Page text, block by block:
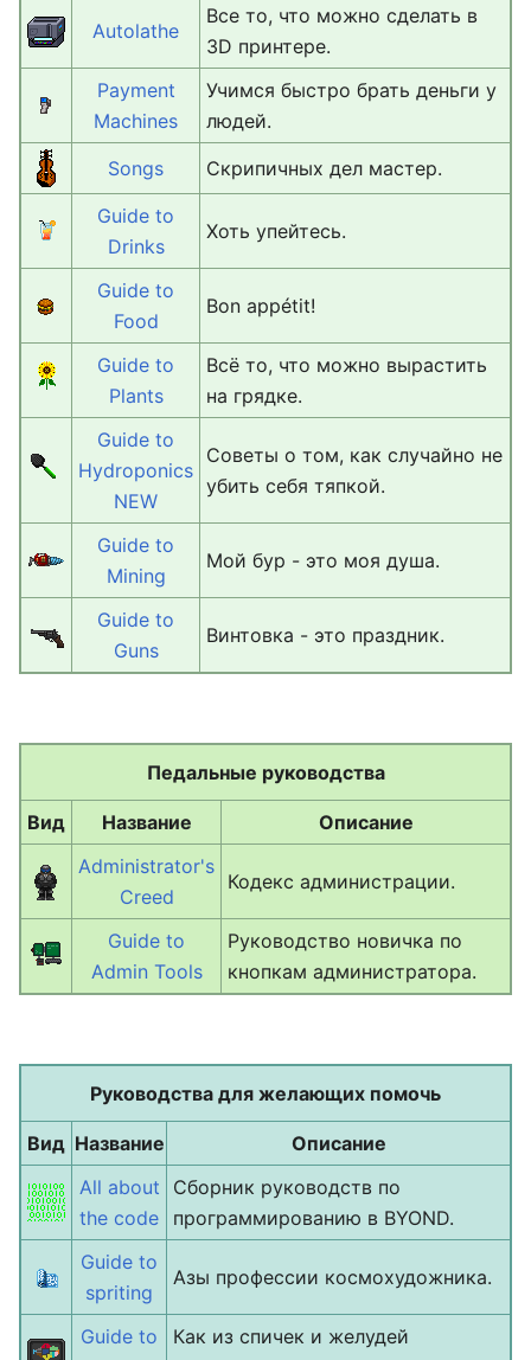
Autolathe
Все то, что можно сделать в
3D принтере.
Payment
Machines
Учимся быстро брать деньги у
людей.
Songs
Скрипичных дел мастер.
Guide to
Drinks
Хоть упейтесь.
Guide to
Food
Bon appétit!
Guide to
Plants
Всё то, что можно вырастить
на грядке.
Guide to
Hydroponics
NEW
Советы о том, как случайно не
убить себя тяпкой.
Guide to
Mining
Мой бур - это моя душа.
Guide to
Guns
Винтовка - это праздник.
Педальные руководства
Вид Название
Описание
Administrator's
Creed
Кодекс администрации.
Guide to
Admin Tools
Руководство новичка по
кнопкам администратора.
Руководства для желающих помочь
Вид Название
Описание
All about
the code
Сборник руководств по
программированию в BYOND.
Guide to
spriting
Азы профессии космохудожника.
Guide to
Как из спичек и желудей